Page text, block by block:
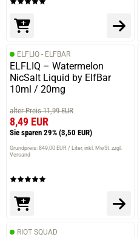
ELFLIQ - ELFBAR
ELFLIQ – Watermelon
NicSalt Liquid by ElfBar
10ml / 20mg
alter Preis 11,99 EUR
8,49 EUR
Sie sparen 29% (3,50 EUR)
Grundpreis: 849,00 EUR / Liter inkl. MwSt. zzgl.
Versand
RIOT SQUAD